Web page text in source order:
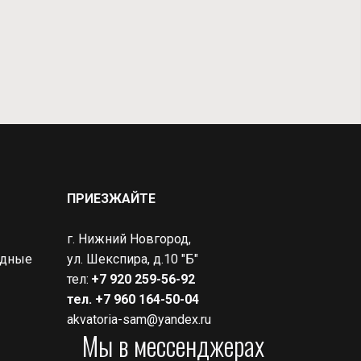
ПРИЕЗЖАЙТЕ
г. Нижний Новгород,
ул. Шекспира, д.10 "Б"
тел: +7 920 259-56-92
тел. +7 960 164-50-04
akvatoria-sam@yandex.ru
Мы в мессенджерах